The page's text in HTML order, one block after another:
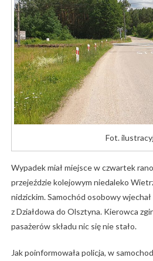
Fot.
Wypadek miał miejsce w czwartek
przejeździe kolejowym niedaleko
nidzickim. Samochód osobowy
z Działdowa do Olsztyna. Kierowca
pasażerów składu nic się nie stało.
Jak poinformowała policja, w